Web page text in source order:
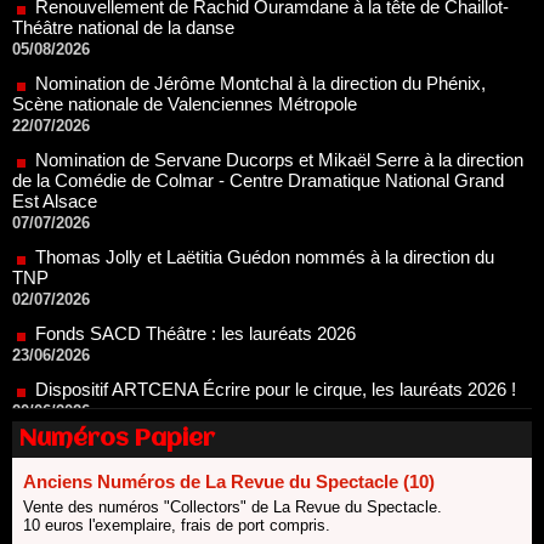
Scène nationale de Valenciennes Métropole
22/07/2026
Nomination de Servane Ducorps et Mikaël Serre à la direction
de la Comédie de Colmar - Centre Dramatique National Grand
Est Alsace
Thomas Jolly et Laëtitia Guédon nommés à la direction du
TNP
02/07/2026
Fonds SACD Théâtre : les lauréats 2026
23/06/2026
Dispositif ARTCENA Écrire pour le cirque, les lauréats 2026 !
20/06/2026
Le palmarès des prix SACD 2026
18/06/2026
Les 10 lauréats du Fonds Grandes Formes Théâtre 2026
SACD
13/06/2026
Nomination de Nathalie Garraud et Olivier Saccomano à la
direction du Théâtre de Gennevilliers - CDN
13/06/2026
Numéros Papier
Anciens Numéros de La Revue du Spectacle (10)
Vente des numéros "Collectors" de La Revue du Spectacle.
10 euros l'exemplaire, frais de port compris.